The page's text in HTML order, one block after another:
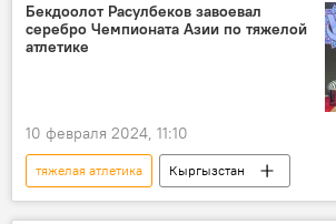
Бекдоолот Расулбеков завоевал
серебро Чемпионата Азии по тяжелой
атлетике
10 февраля 2024, 11:10
тяжелая атлетика
Кыргызстан
Чемпионат Азии
спорт
видео